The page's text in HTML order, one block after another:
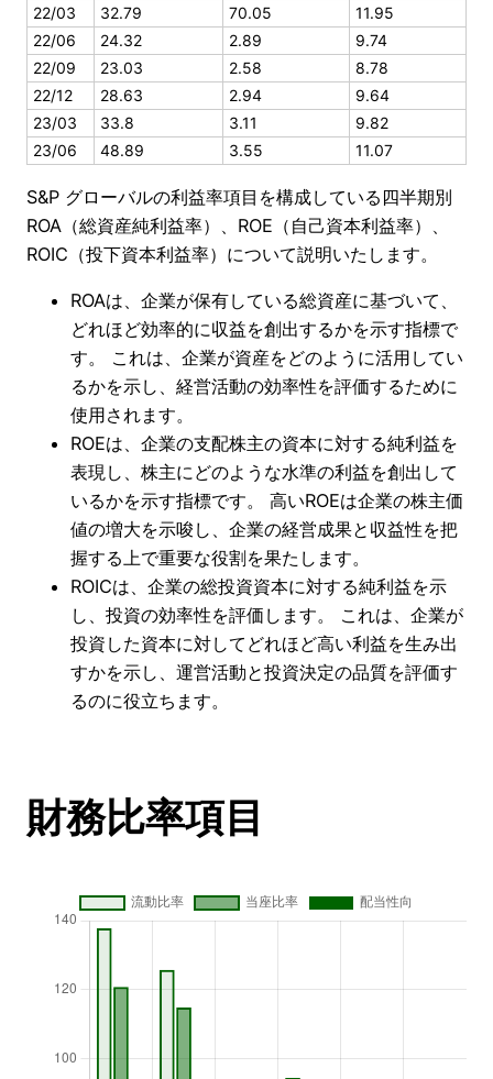
22/03
32.79 70.05
11.95
22/06
24.32 2.89
9.74
22/09
23.03 2.58
8.78
22/12
28.63 2.94
9.64
23/03
33.8 3.11
9.82
23/06
48.89 3.55 11.07
S&P グローバルの利益率項目を構成している四半期別
ROA（総資産純利益率）、ROE（自己資本利益率）、
ROIC（投下資本利益率）について説明いたします。
ROAは、企業が保有している総資産に基づいて、
どれほど効率的に収益を創出するかを示す指標で
す。 これは、企業が資産をどのように活用してい
るかを示し、経営活動の効率性を評価するために
使用されます。
ROEは、企業の支配株主の資本に対する純利益を
表現し、株主にどのような水準の利益を創出して
いるかを示す指標です。 高いROEは企業の株主価
値の増大を示唆し、企業の経営成果と収益性を把
握する上で重要な役割を果たします。
ROICは、企業の総投資資本に対する純利益を示
し、投資の効率性を評価します。 これは、企業が
投資した資本に対してどれほど高い利益を生み出
すかを示し、運営活動と投資決定の品質を評価す
るのに役立ちます。
財務比率項目